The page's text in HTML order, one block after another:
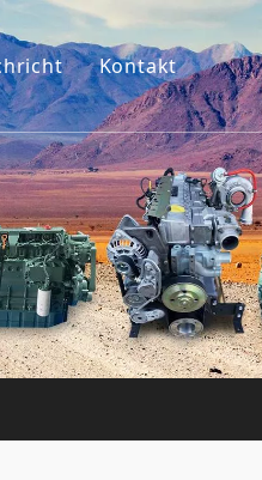
Kontakt